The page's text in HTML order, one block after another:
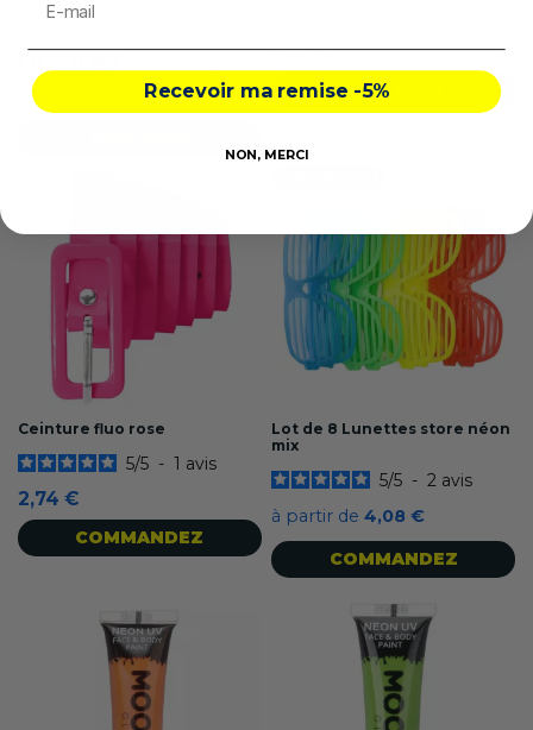
4,87 €
4,87 €
VOIR PLUS
Ceinture fluo rose
5/5 - 1 avis
2,74 €
COMMANDEZ
Lot de 8 Lunettes store néon
mix
5/5 - 2 avis
à partir de4,08 €
COMMANDEZ
Recevoir ma remise -5%
NON, MERCI